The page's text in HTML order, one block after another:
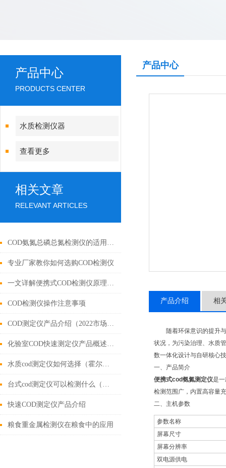
产品中心
PRODUCTS CENTER
水质检测仪器
查看更多
相关文章
RELEVANT ARTICLES
COD氨氮总磷总氮检测仪的适用范围
专业厂家教你如何选购COD检测仪
一文详解便携式COD检测仪原理和特性
COD检测仪操作注意事项
COD测定仪产品介绍（2022市场上好用的COD测定仪）
化验室COD快速测定仪产品概述（2022cod测定仪安卓智能操作）
水质cod测定仪如何选择（霍尔德新报价）@【水质新闻】
台式cod测定仪可以检测什么（带您了解台式cod测定仪的功能特点）
快速COD测定仪产品介绍
粮食重金属检测仪在粮食中的应用
产品中心
产品介绍 相
随着环保意识的提升
状况，为污染治理、水质
数一体化设计与自研核心
一、产品简介
便携式cod氨氮测定仪是
检测范围广，内置高容量
二、主机参数
参数名称
屏幕尺寸
屏幕分辨率
双电源供电